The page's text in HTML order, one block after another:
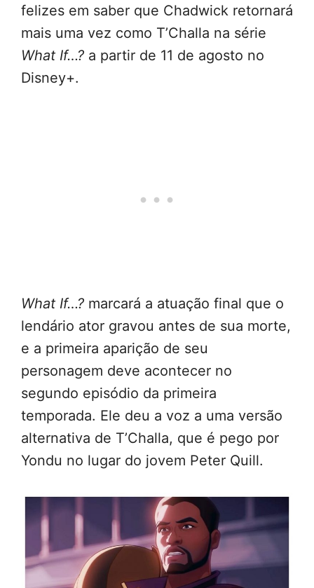
felizes em saber que Chadwick retornará
mais uma vez como T’Challa na série
What If…? a partir de 11 de agosto no
Disney+.
What If…? marcará a atuação final que o
lendário ator gravou antes de sua morte,
e a primeira aparição de seu
personagem deve acontecer no
segundo episódio da primeira
temporada. Ele deu a voz a uma versão
alternativa de T’Challa, que é pego por
Yondu no lugar do jovem Peter Quill.